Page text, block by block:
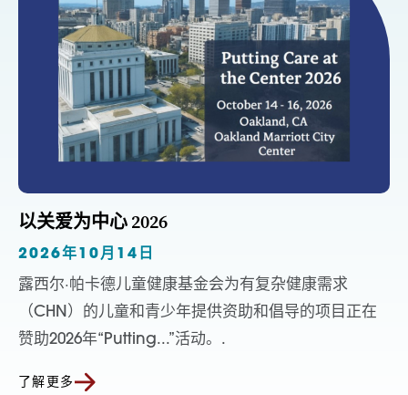
以关爱为中心 2026
2026年10月14日
露西尔·帕卡德儿童健康基金会为有复杂健康需求
（CHN）的儿童和青少年提供资助和倡导的项目正在
赞助2026年“Putting...”活动。.
了解更多